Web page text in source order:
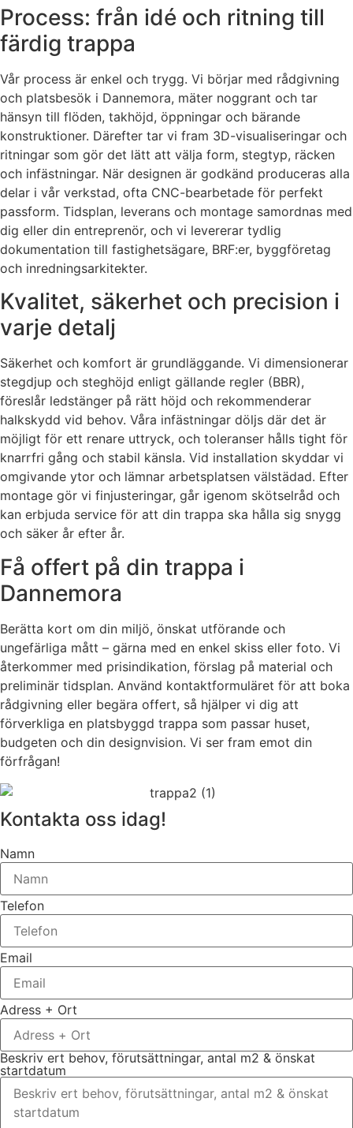
Process: från idé och ritning till
färdig trappa
Vår process är enkel och trygg. Vi börjar med rådgivning
och platsbesök i Dannemora, mäter noggrant och tar
hänsyn till flöden, takhöjd, öppningar och bärande
konstruktioner. Därefter tar vi fram 3D-visualiseringar och
ritningar som gör det lätt att välja form, stegtyp, räcken
och infästningar. När designen är godkänd produceras alla
delar i vår verkstad, ofta CNC-bearbetade för perfekt
passform. Tidsplan, leverans och montage samordnas med
dig eller din entreprenör, och vi levererar tydlig
dokumentation till fastighetsägare, BRF:er, byggföretag
och inredningsarkitekter.
Kvalitet, säkerhet och precision i
varje detalj
Säkerhet och komfort är grundläggande. Vi dimensionerar
stegdjup och steghöjd enligt gällande regler (BBR),
föreslår ledstänger på rätt höjd och rekommenderar
halkskydd vid behov. Våra infästningar döljs där det är
möjligt för ett renare uttryck, och toleranser hålls tight för
knarrfri gång och stabil känsla. Vid installation skyddar vi
omgivande ytor och lämnar arbetsplatsen välstädad. Efter
montage gör vi finjusteringar, går igenom skötselråd och
kan erbjuda service för att din trappa ska hålla sig snygg
och säker år efter år.
Få offert på din trappa i
Dannemora
Berätta kort om din miljö, önskat utförande och
ungefärliga mått – gärna med en enkel skiss eller foto. Vi
återkommer med prisindikation, förslag på material och
preliminär tidsplan. Använd kontaktformuläret för att boka
rådgivning eller begära offert, så hjälper vi dig att
förverkliga en platsbyggd trappa som passar huset,
budgeten och din designvision. Vi ser fram emot din
förfrågan!
Kontakta oss idag!
Namn
Telefon
Email
Adress + Ort
Beskriv ert behov, förutsättningar, antal m2 & önskat
startdatum